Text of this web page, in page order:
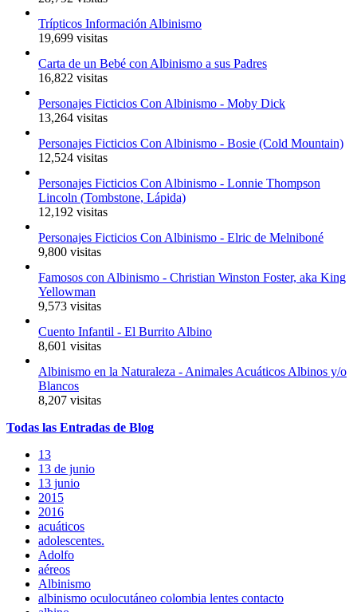
Trípticos Información Albinismo
19,699 visitas
Carta de un Bebé con Albinismo a sus Padres
16,822 visitas
Personajes Ficticios Con Albinismo - Moby Dick
13,264 visitas
Personajes Ficticios Con Albinismo - Bosie (Cold Mountain)
12,524 visitas
Personajes Ficticios Con Albinismo - Lonnie Thompson
Lincoln (Tombstone, Lápida)
12,192 visitas
Personajes Ficticios Con Albinismo - Elric de Melniboné
9,800 visitas
Famosos con Albinismo - Christian Winston Foster, aka King
Yellowman
9,573 visitas
Cuento Infantil - El Burrito Albino
8,601 visitas
Albinismo en la Naturaleza - Animales Acuáticos Albinos y/o
Blancos
8,207 visitas
Todas las Entradas de Blog
13
13 de junio
13 junio
2015
2016
acuáticos
adolescentes.
Adolfo
aéreos
Albinismo
albinismo oculocutáneo colombia lentes contacto